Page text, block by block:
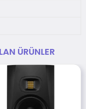
ÜRÜNLER